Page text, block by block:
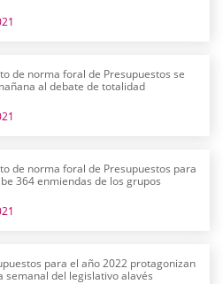
de norma foral de Presupuestos se
al debate de totalidad
de norma foral de Presupuestos para
364 enmiendas de los grupos
para el año 2022 protagonizan
semanal del legislativo alavés